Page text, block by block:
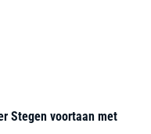
Stegen voortaan met